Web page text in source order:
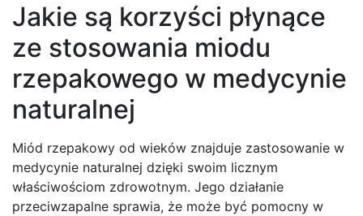
Jakie są korzyści płynące
ze stosowania miodu
rzepakowego w medycynie
naturalnej
Miód rzepakowy od wieków znajduje zastosowanie w
medycynie naturalnej dzięki swoim licznym
właściwościom zdrowotnym. Jego działanie
przeciwzapalne sprawia, że może być pomocny w